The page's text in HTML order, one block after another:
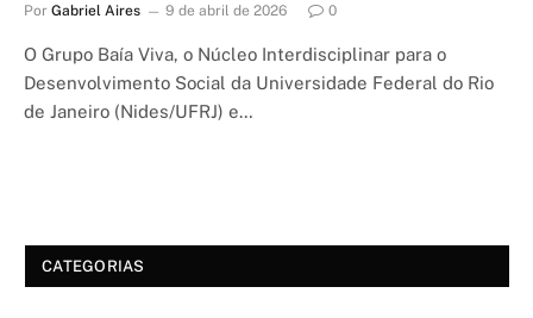
Por Gabriel Aires 9 de abril de 2026 0
O Grupo Baía Viva, o Núcleo Interdisciplinar para o
Desenvolvimento Social da Universidade Federal do Rio
de Janeiro (Nides/UFRJ) e…
CATEGORIAS